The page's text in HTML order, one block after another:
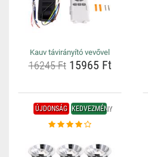
Kauv távirányító vevővel
16245 Ft15965 Ft
ÚJDONSÁG KEDVEZMÉNY